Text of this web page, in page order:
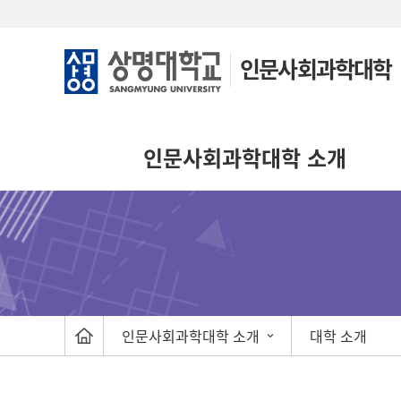
인문사회과학대학
인문사회과학대학 소개
인문사회과학대학 소개 대학 소개